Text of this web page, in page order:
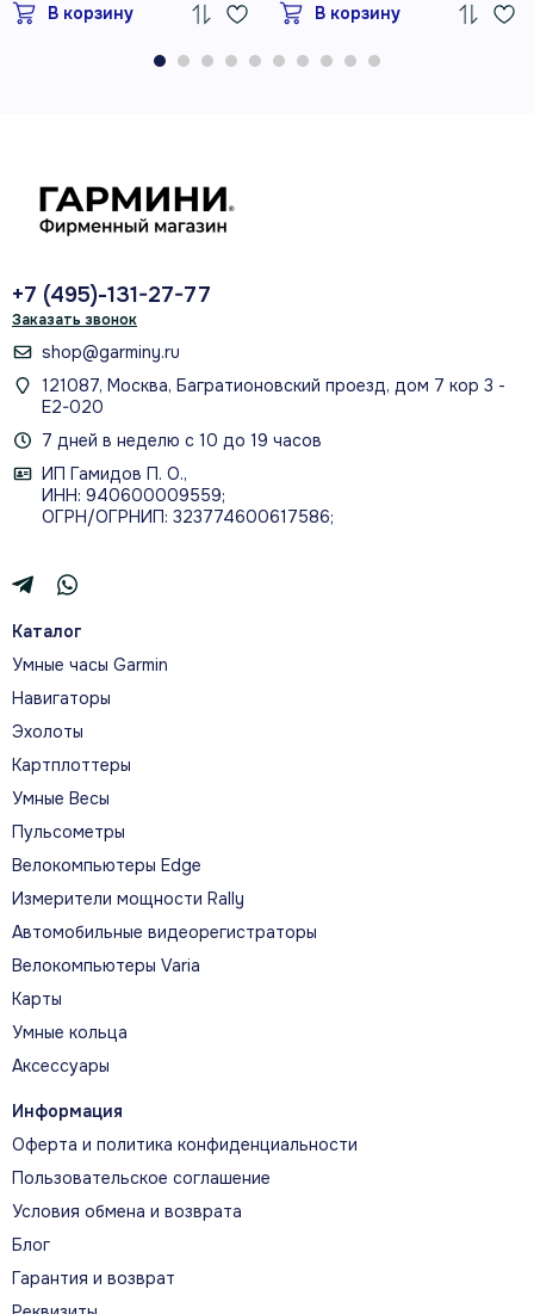
В корзину
В корзину
+7 (495)-131-27-77
Заказать звонок
shop@garminy.ru
121087, Москва, Багратионовский проезд, дом 7 кор 3 -
Е2-020
7 дней в неделю с 10 до 19 часов
ИП Гамидов П. О.,
ИНН: 940600009559;
ОГРН/ОГРНИП: 323774600617586;
Каталог
Умные часы Garmin
Навигаторы
Эхолоты
Картплоттеры
Умные Весы
Пульсометры
Велокомпьютеры Edge
Измерители мощности Rally
Автомобильные видеорегистраторы
Велокомпьютеры Varia
Карты
Умные кольца
Аксессуары
Информация
Оферта и политика конфиденциальности
Пользовательское соглашение
Условия обмена и возврата
Блог
Гарантия и возврат